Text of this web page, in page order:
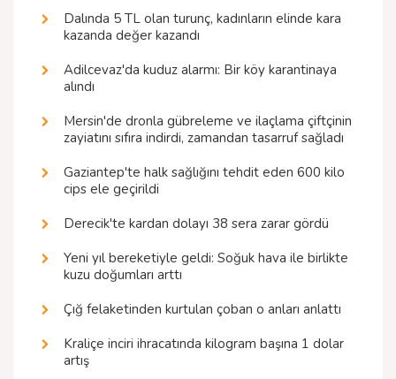
Dalında 5 TL olan turunç, kadınların elinde kara
kazanda değer kazandı
Adilcevaz'da kuduz alarmı: Bir köy karantinaya
alındı
Mersin'de dronla gübreleme ve ilaçlama çiftçinin
zayiatını sıfıra indirdi, zamandan tasarruf sağladı
Gaziantep'te halk sağlığını tehdit eden 600 kilo
cips ele geçirildi
Derecik'te kardan dolayı 38 sera zarar gördü
Yeni yıl bereketiyle geldi: Soğuk hava ile birlikte
kuzu doğumları arttı
Çığ felaketinden kurtulan çoban o anları anlattı
Kraliçe inciri ihracatında kilogram başına 1 dolar
artış